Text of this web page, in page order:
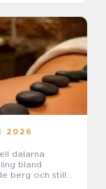
2026
dalarna
bland
berg och stilla